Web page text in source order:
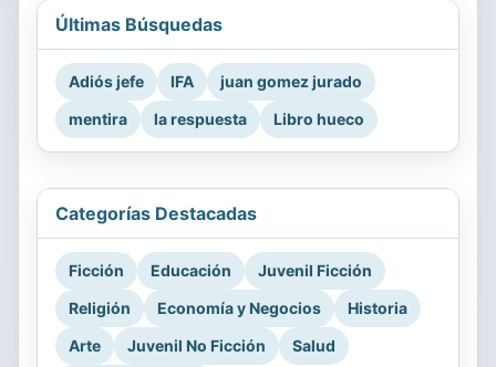
Últimas Búsquedas
Adiós jefe IFA
juan gomez jurado
mentira
la respuesta Libro hueco
Categorías Destacadas
Ficción Educación
Juvenil Ficción
Religión
Economía y Negocios
Historia
Arte
Juvenil No Ficción
Salud